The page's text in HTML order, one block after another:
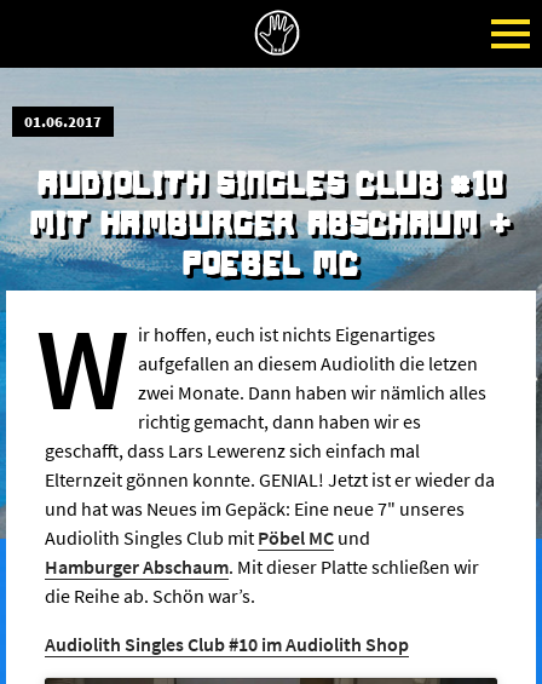
01.06.2017
AUDIOLITH SINGLES CLUB #10
MIT HAMBURGER ABSCHAUM +
POEBEL MC
W ir hoffen, euch ist nichts Eigenartiges
aufgefallen an diesem Audiolith die letzen
zwei Monate. Dann haben wir nämlich alles
richtig gemacht, dann haben wir es
geschafft, dass Lars Lewerenz sich einfach mal
Elternzeit gönnen konnte. GENIAL! Jetzt ist er wieder da
und hat was Neues im Gepäck: Eine neue 7" unseres
Audiolith Singles Club mit Pöbel MC und
Hamburger Abschaum. Mit dieser Platte schließen wir
die Reihe ab. Schön war’s.
Audiolith Singles Club #10 im Audiolith Shop